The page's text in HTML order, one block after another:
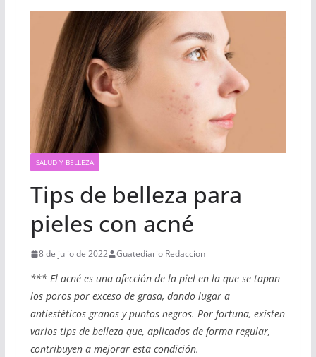
SALUD Y BELLEZA
Tips de belleza para
pieles con acné
8 de julio de 2022 Guatediario Redaccion
*** El acné es una afección de la piel en la que se tapan
los poros por exceso de grasa, dando lugar a
antiestéticos granos y puntos negros. Por fortuna, existen
varios tips de belleza que, aplicados de forma regular,
contribuyen a mejorar esta condición.